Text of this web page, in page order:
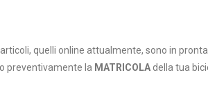
quelli online attualmente, sono in
preventivamente la MATRICOLA della tua